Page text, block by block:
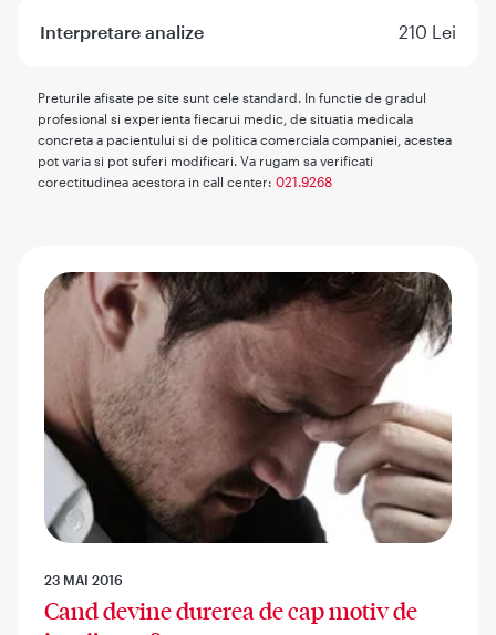
Interpretare analize 210 Lei
Preturile afisate pe site sunt cele standard. In functie de gradul
profesional si experienta fiecarui medic, de situatia medicala
concreta a pacientului si de politica comerciala companiei, acestea
pot varia si pot suferi modificari. Va rugam sa verificati
corectitudinea acestora in call center: 021.9268
23 MAI 2016
Cand devine durerea de cap motiv de